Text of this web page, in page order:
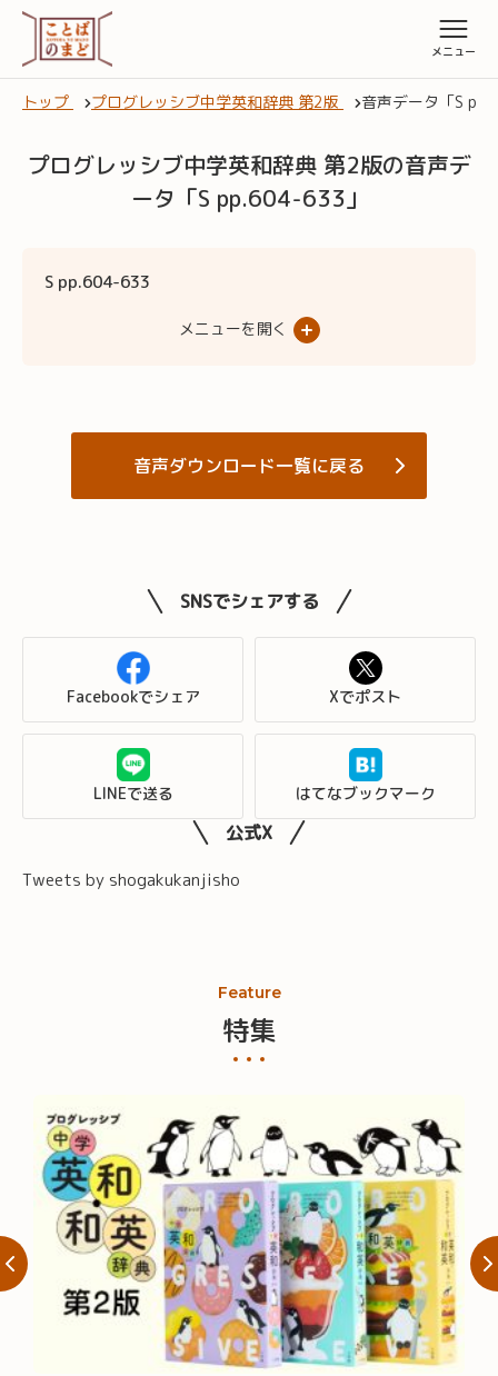
トップ プログレッシブ中学英和辞典 第2版 音声データ「S
プログレッシブ中学英和辞典 第2版の音声デ
ータ「S pp.604-633」
S pp.604-633
メニューを開く
音声ダウンロード一覧に戻る
SNSでシェアする
Facebookでシェア Xでポスト
LINEで送る はてなブックマーク
公式X
Tweets by shogakukanjisho
Feature
特集